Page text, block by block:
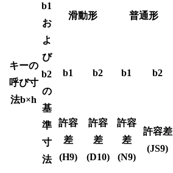
キーの
呼び寸
法b×h
b1
お
よ
び
b2
の
基
準
寸
法
滑動形 普通形
b1 b2 b1 b2
許容
差
(H9)
許容
差
(D10)
許容
差
(N9)
許容差
(JS9)